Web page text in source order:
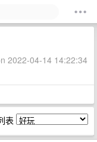
2022-04-14 14:22:34
表